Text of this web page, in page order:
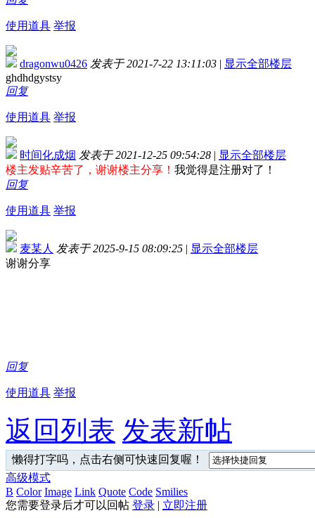
使用道具 举报
dragonwu0426 发表于 2021-7-22 13:11:03 | 显示全部楼层
ghdhdgystsy
回复
使用道具 举报
时间化成烟 发表于 2021-12-25 09:54:28 | 显示全部楼层
楼主发贴辛苦了，谢谢楼主分享！ 我觉得是注册对了！
回复
使用道具 举报
麦某人 发表于 2025-9-15 08:09:25 | 显示全部楼层
谢谢分享
回复
使用道具 举报
返回列表 发表新帖
懒得打字吗，点击右侧可快速回复喔！
高级模式
B Color Image Link Quote Code Smilies
您需要登录后才可以回帖 登录 | 立即注册